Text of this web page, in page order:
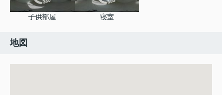
子供部屋 寝室
地図